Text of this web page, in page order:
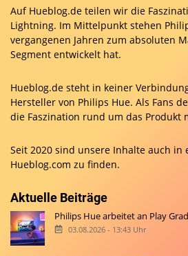
Auf Hueblog.de teilen wir die
Lightning. Im Mittelpunkt stehen
vergangenen Jahren zum absoluten
Segment entwickelt hat.
Hueblog.de steht in keiner
Hersteller von Philips Hue. Als Fans
die Faszination rund um das Produkt
Seit 2020 sind unsere Inhalte auch in
Hueblog.com zu finden.
Aktuelle Beiträge
Philips Hue arbeitet an Play
03.08.2026 - 13:43 Uhr